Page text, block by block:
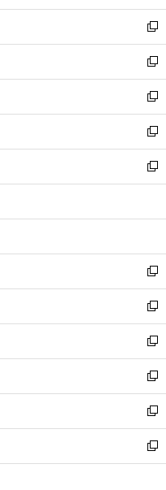
開
く
ウ
で
開
く
ン
ド
ウ
で
開
く
ウ
ィ
ン
ド
ウ
で
開
く
新
し
い
ウ
ィ
ン
ド
ウ
で
開
新
し
い
ウ
ィ
ン
ド
ウ
開
新
し
い
ウ
ィ
ン
ウ
開
く
新
し
い
ウ
ン
ウ
で
開
く
新
し
ウ
ン
ド
ウ
で
開
く
新
し
い
ウ
ィ
ン
ド
ウ
で
開
く
新
し
い
ウ
ィ
ン
ド
ウ
で
開
新
し
い
ウ
ィ
ン
ド
ウ
新
し
い
ウ
ィ
ン
新
し
い
ウ
新
し